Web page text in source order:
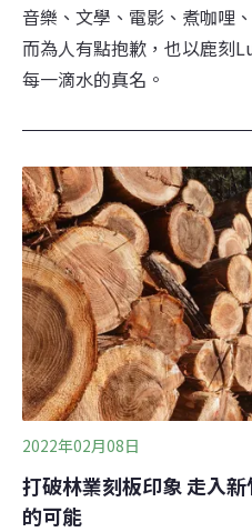
音樂、文學、電影、煮咖哩
而為人有點抱歉，也以鹿刻
每一滴水的真名。
2022年02月08日
打破林業刻板印象 走入
的可能